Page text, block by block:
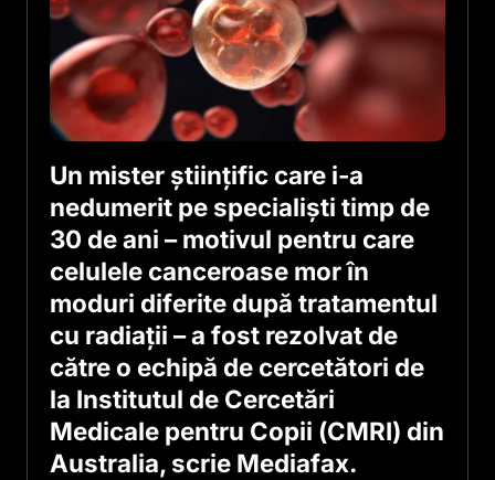
Un mister științific care i-a
nedumerit pe specialiști timp de
30 de ani – motivul pentru care
celulele canceroase mor în
moduri diferite după tratamentul
cu radiații – a fost rezolvat de
către o echipă de cercetători de
la Institutul de Cercetări
Medicale pentru Copii (CMRI) din
Australia, scrie Mediafax.